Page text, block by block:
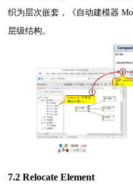
织为层次嵌套，《自动建模器
层级结构。
7.2 Relocate Element